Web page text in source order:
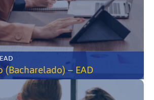
MG • • EAD
– EAD